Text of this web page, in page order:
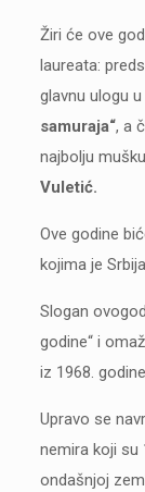
Žiri će ove
laureata:
glavnu ulogu
samuraja“, a
najbolju
Vuletić.
Ove godine
kojima je
Slogan
godine“ i
iz 1968.
Upravo se
nemira koji su
ondašnjoj